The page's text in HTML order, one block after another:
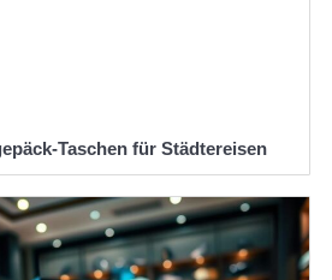
Taschen für Städtereisen